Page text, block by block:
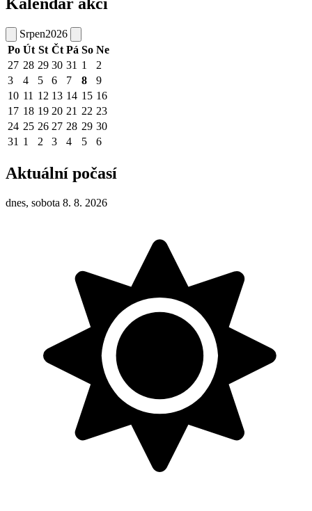
Srpen2026
Po Út St Čt Pá So Ne
27 28 29 30 31 1
2
3
4 5 6 7 8
9
10 11 12 13 14 15 16
17 18 19 20 21 22 23
24 25 26 27 28 29 30
31 1 2 3 4 5 6
Aktuální počasí
dnes, sobota 8. 8. 2026